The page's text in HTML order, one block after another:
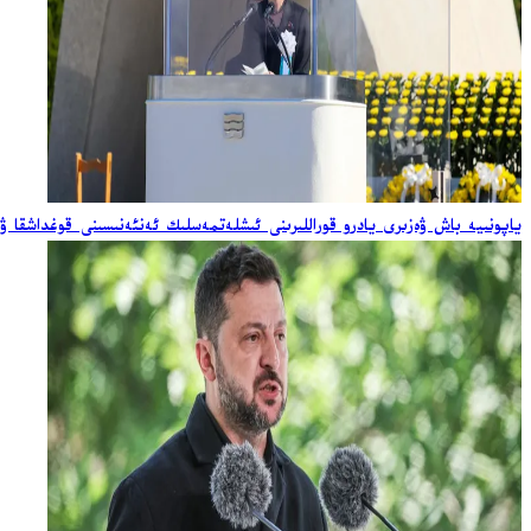
ياپونىيە باش ۋەزىرى يادرو قوراللىرىنى ئىشلەتمەسلىك ئەنئەنىسىنى قوغداشقا